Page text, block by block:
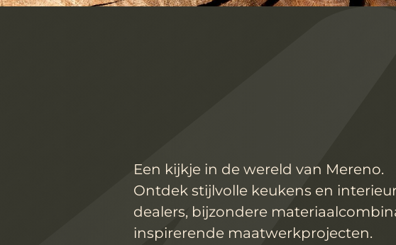
Een kijkje in de wereld van Mereno.
Ontdek stijlvolle keukens en
dealers, bijzondere
inspirerende maatwerkprojecten.